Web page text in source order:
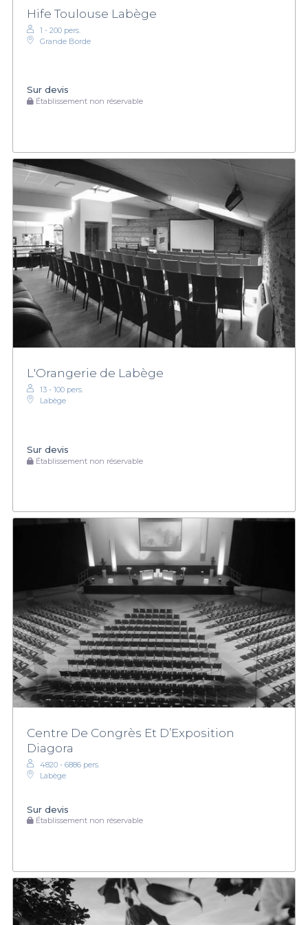
Hife Toulouse Labège
1 - 200 pers.
Grande Borde
Sur devis
Établissement non réservable
L'Orangerie de Labège
13 - 100 pers.
Labège
Sur devis
Établissement non réservable
Centre De Congrès Et D’Exposition
Diagora
4820 - 6886 pers.
Labège
Sur devis
Établissement non réservable